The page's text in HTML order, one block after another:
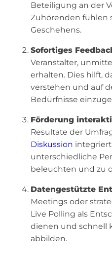
Beteiligung an der
Zuhörenden fühlen
Geschehens.
Sofortiges
Veranstalter,
erhalten. Dies hilft,
verstehen und auf
Bedürfnisse
Förderung
Resultate der
Diskussion
unterschiedliche
beleuchten und zu
Datengestützte
Meetings oder
Live Polling als
dienen und schnell
abbilden.